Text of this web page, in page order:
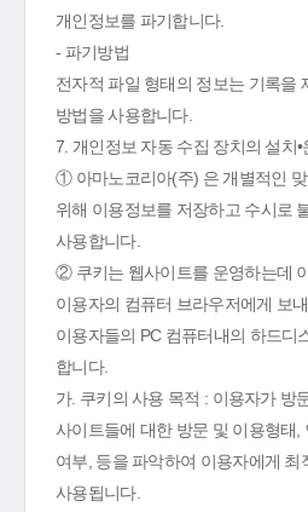
개인정보를 파기합니다.
- 파기방법
전자적 파일 형태의 정보는 기록을
방법을 사용합니다.
7. 개인정보 자동 수집 장치의 설치
① 아마노코리아(주) 은 개별적인
위해 이용정보를 저장하고 수시로
사용합니다.
② 쿠키는 웹사이트를 운영하는데
이용자의 컴퓨터 브라우저에게 보
이용자들의 PC 컴퓨터내의 하드디
합니다.
가. 쿠키의 사용 목적 : 이용자가 방
사이트들에 대한 방문 및 이용형태,
여부, 등을 파악하여 이용자에게 최
사용됩니다.